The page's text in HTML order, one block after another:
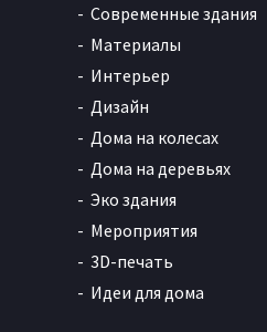
Современные здания
Материалы
Интерьер
Дизайн
Дома на колесах
Дома на деревьях
Эко здания
Мероприятия
3D-печать
Идеи для дома